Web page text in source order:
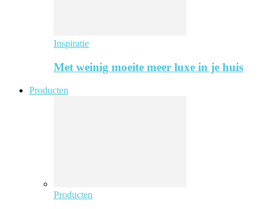
Inspiratie
Met weinig moeite meer luxe in je huis
Producten
Producten